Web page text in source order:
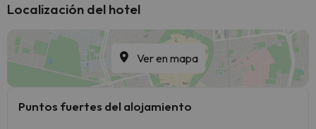
Localización del hotel
Ver en mapa
Puntos fuertes del alojamiento